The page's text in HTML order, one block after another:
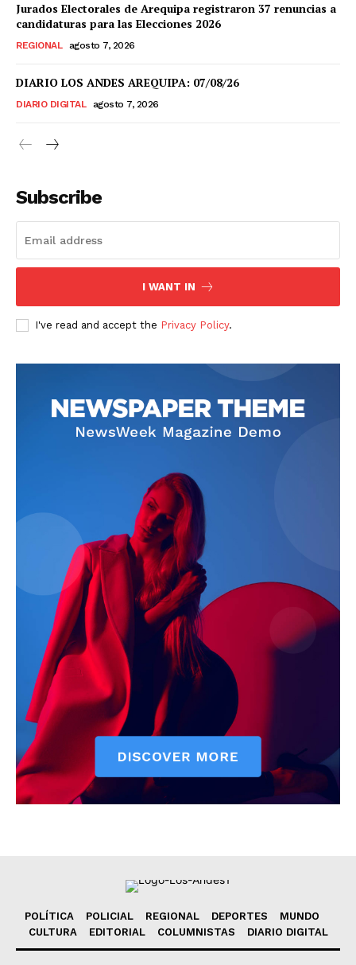
Nosotros
Jurados Electorales de Arequipa registraron 37 renuncias a
candidaturas para las Elecciones 2026
REGIONAL agosto 7, 2026
DIARIO LOS ANDES AREQUIPA: 07/08/26
DIARIO DIGITAL agosto 7, 2026
Subscribe
I WANT IN
I've read and accept the Privacy Policy.
POLÍTICA POLICIAL REGIONAL DEPORTES
MUNDO
CULTURA
EDITORIAL COLUMNISTAS DIARIO DIGITAL